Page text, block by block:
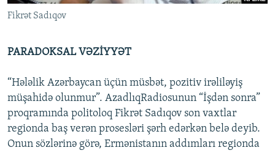
BIZIMLƏ ƏLAQƏ
Fikrət Sadıqov
PARADOKSAL VƏZİYYƏT
“Hələlik Azərbaycan üçün müsbət, pozitiv irəliləyiş
müşahidə olunmur”. AzadlıqRadiosunun “İşdən sonra”
proqramında politoloq Fikrət Sadıqov son vaxtlar
regionda baş verən prosesləri şərh edərkən belə deyib.
Onun sözlərinə görə, Ermənistanın addımları regionda